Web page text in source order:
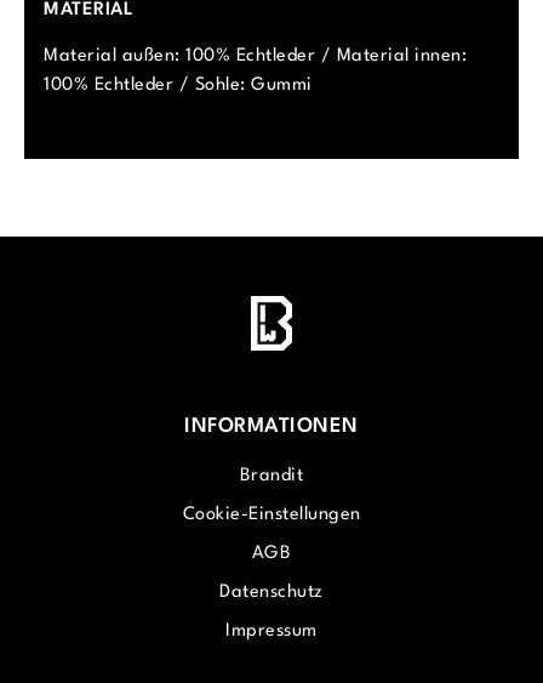
MATERIAL
Material außen: 100% Echtleder / Material innen:
100% Echtleder / Sohle: Gummi
INFORMATIONEN
Brandit
Cookie-Einstellungen
AGB
Datenschutz
Impressum